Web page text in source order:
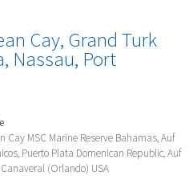
Cay, Grand Turk
Nassau, Port
Cay MSC Marine Reserve Bahamas, Auf
Puerto Plata Domenican Republic, Auf
(Orlando) USA